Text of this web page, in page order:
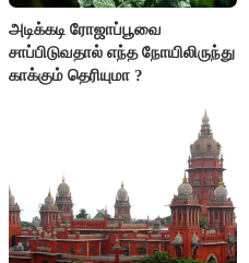
அடிக்கடி ரோஜாப்பூவை
சாப்பிடுவதால் எந்த நோயிலிருந்து
காக்கும் தெரியுமா ?